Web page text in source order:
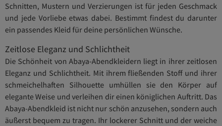
Schnitten, Mustern und Verzierungen ist für jeden Geschmack
und jede Vorliebe etwas dabei. Bestimmt findest du darunter
ein passendes Kleid für deine persönlichen Wünsche.
Zeitlose Eleganz und Schlichtheit
Die Schönheit von Abaya-Abendkleidern liegt in ihrer zeitlosen
Eleganz und Schlichtheit. Mit ihrem fließenden Stoff und ihrer
schmeichelhaften Silhouette umhüllen sie den Körper auf
elegante Weise und verleihen dir einen königlichen Auftritt. Das
Abaya-Abendkleid ist nicht nur schön anzusehen, sondern auch
äußerst bequem zu tragen. Ihr lockerer Schnitt und der weiche